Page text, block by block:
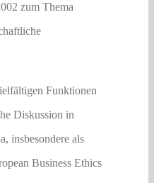
zum Thema
Funktionen
Diskussion in
insbesondere als
Business Ethics